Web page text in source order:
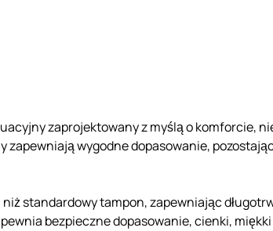
zaprojektowany z myślą o komforcie,
zapewniają wygodne dopasowanie,
standardowy tampon, zapewniając
bezpieczne dopasowanie, cienki,